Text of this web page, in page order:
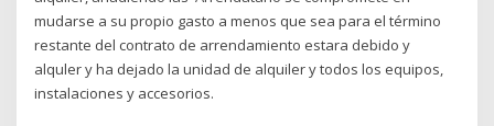
mudarse a su propio gasto a menos que sea para el término
restante del contrato de arrendamiento estara debido y
alquler y ha dejado la unidad de alquiler y todos los equipos,
instalaciones y accesorios.